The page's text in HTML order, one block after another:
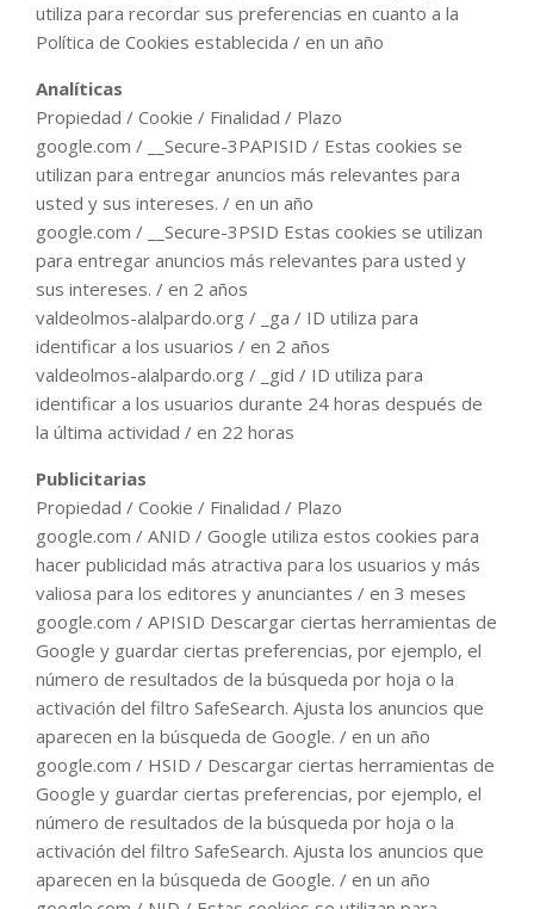
utiliza para recordar sus preferencias en cuanto a la
Política de Cookies establecida / en un año
Analíticas
Propiedad / Cookie / Finalidad / Plazo
google.com / __Secure-3PAPISID / Estas cookies se
utilizan para entregar anuncios más relevantes para
usted y sus intereses. / en un año
google.com / __Secure-3PSID Estas cookies se utilizan
para entregar anuncios más relevantes para usted y
sus intereses. / en 2 años
valdeolmos-alalpardo.org / _ga / ID utiliza para
identificar a los usuarios / en 2 años
valdeolmos-alalpardo.org / _gid / ID utiliza para
identificar a los usuarios durante 24 horas después de
la última actividad / en 22 horas
Publicitarias
Propiedad / Cookie / Finalidad / Plazo
google.com / ANID / Google utiliza estos cookies para
hacer publicidad más atractiva para los usuarios y más
valiosa para los editores y anunciantes / en 3 meses
google.com / APISID Descargar ciertas herramientas de
Google y guardar ciertas preferencias, por ejemplo, el
número de resultados de la búsqueda por hoja o la
activación del filtro SafeSearch. Ajusta los anuncios que
aparecen en la búsqueda de Google. / en un año
google.com / HSID / Descargar ciertas herramientas de
Google y guardar ciertas preferencias, por ejemplo, el
número de resultados de la búsqueda por hoja o la
activación del filtro SafeSearch. Ajusta los anuncios que
aparecen en la búsqueda de Google. / en un año